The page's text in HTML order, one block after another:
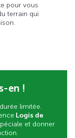
pour vous
terrain qui
en !
limitée.
Logis de
et donner